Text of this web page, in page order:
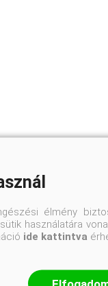
élmény
használatára
ide kattintva